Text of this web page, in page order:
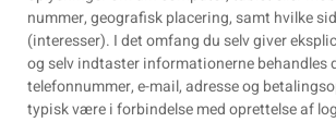
nummer, geografisk placering, samt hvilke
(interesser). I det omfang du selv giver
og selv indtaster informationerne behandles
telefonnummer, e-mail, adresse og
typisk være i forbindelse med oprettelse af